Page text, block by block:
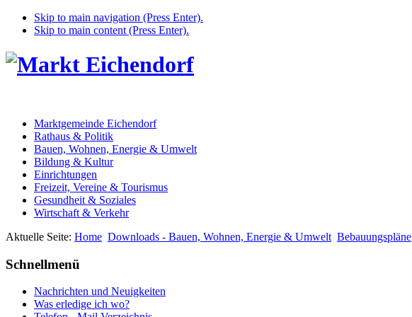
Skip to main navigation (Press Enter).
Skip to main content (Press Enter).
Marktgemeinde Eichendorf
Rathaus & Politik
Bauen, Wohnen, Energie & Umwelt
Bildung & Kultur
Einrichtungen
Freizeit, Vereine & Tourismus
Gesundheit & Soziales
Wirtschaft & Verkehr
Aktuelle Seite: Home Downloads - Bauen, Wohnen, Energie & Umwelt Bebauungspläne
Schnellmenü
Nachrichten und Neuigkeiten
Was erledige ich wo?